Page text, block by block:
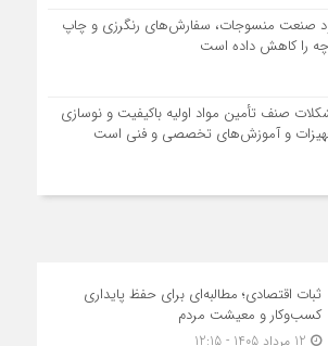
صنعت منسوجات، سفارش‌های رنگرزی و چاپ
را کاهش داده است
صنف تأمین مواد اولیه باکیفیت و نوسازی
و آموزش‌های تخصصی و فنی است
ثبات اقتصادی؛ مطالبه‌ای برای حفظ پایداری
کسب‌وکار و معیشت مردم